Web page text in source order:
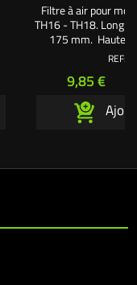
Filtre à air pour
TH16 - TH18.
175 mm.
REF:
Prix
9,85 €